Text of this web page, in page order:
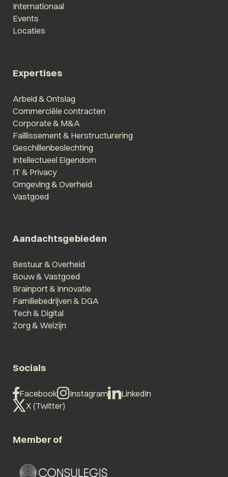
Internationaal
Events
Locaties
Expertises
Arbeid & Ontslag
Commerciële contracten
Corporate & M&A
Faillissement & Herstructurering
Geschillenbeslechting
Intellectueel Eigendom
IT & Privacy
Omgeving & Overheid
Vastgoed
Aandachtsgebieden
Bestuur & Overheid
Bouw & Vastgoed
Brainport & Innovatie
Familiebedrijven & DGA
Tech & Digital
Zorg & Welzijn
Socials
Facebook Instagram
LinkedIn
X (Twitter)
Member of